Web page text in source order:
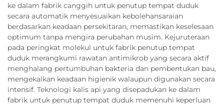
ke dalam fabrik canggih untuk penutup tempat duduk
secara automatik menyesuaikan kebolehansaraian
berdasarkan keadaan persekitaran, memastikan keselesaan
optimum tanpa mengira perubahan musim. Kejuruteraan
pada peringkat molekul untuk fabrik penutup tempat
duduk merangkumi rawatan antimikrob yang secara aktif
menghalang pertumbuhan bakteria dan pembentukan bau,
mengekalkan keadaan higienik walaupun digunakan secara
intensif. Teknologi kalis api yang disepadukan ke dalam
fabrik untuk penutup tempat duduk memenuhi keperluan